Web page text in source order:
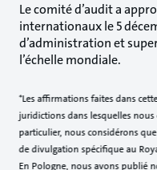
Le comité d’audit a
internationaux le 5
d’administration et
l’échelle mondiale.
*Les affirmations faites dans
juridictions dans lesquelles
particulier, nous considérons
de divulgation spécifique au
En Pologne, nous avons publié